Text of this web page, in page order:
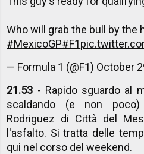
Who will grab the bull by
#MexicoGP#F1
— Formula 1 (@F1) October
21.53 - Rapido sguardo al
scaldando (e non
Rodriguez di Città del
l'asfalto. Si tratta delle
qui nel corso del weekend.